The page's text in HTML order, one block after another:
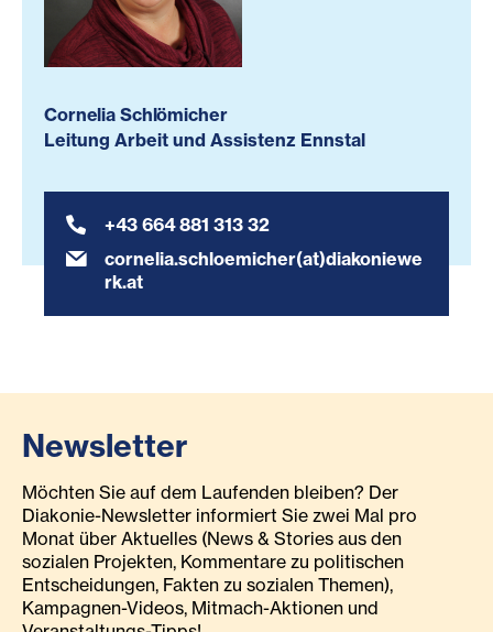
Cornelia Schlömicher
Leitung Arbeit und Assistenz Ennstal
+43 664 881 313 32
cornelia.schloemicher(at)diakoniewe
rk.at
Newsletter
Möchten Sie auf dem Laufenden bleiben? Der
Diakonie-Newsletter informiert Sie zwei Mal pro
Monat über Aktuelles (News & Stories aus den
sozialen Projekten, Kommentare zu politischen
Entscheidungen, Fakten zu sozialen Themen),
Kampagnen-Videos, Mitmach-Aktionen und